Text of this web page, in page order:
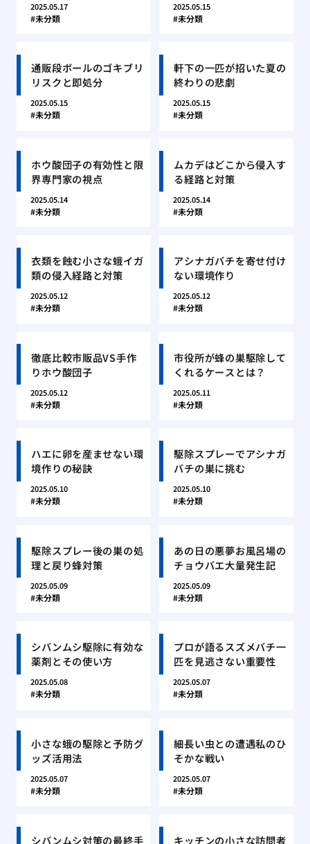
2025.05.17
未分類
2025.05.15
未分類
通販段ボールのゴキブリ
リスクと即処分
2025.05.15
未分類
軒下の一匹が招いた夏の
終わりの悲劇
2025.05.15
未分類
ホウ酸団子の有効性と限
界専門家の視点
2025.05.14
未分類
ムカデはどこから侵入す
る経路と対策
2025.05.14
未分類
衣類を蝕む小さな蛾イガ
類の侵入経路と対策
2025.05.12
未分類
アシナガバチを寄せ付け
ない環境作り
2025.05.12
未分類
徹底比較市販品VS手作
りホウ酸団子
2025.05.12
未分類
市役所が蜂の巣駆除して
くれるケースとは？
2025.05.11
未分類
ハエに卵を産ませない環
境作りの秘訣
2025.05.10
未分類
駆除スプレーでアシナガ
バチの巣に挑む
2025.05.10
未分類
駆除スプレー後の巣の処
理と戻り蜂対策
2025.05.09
未分類
あの日の悪夢お風呂場の
チョウバエ大量発生記
2025.05.09
未分類
シバンムシ駆除に有効な
薬剤とその使い方
2025.05.08
未分類
プロが語るスズメバチ一
匹を見逃さない重要性
2025.05.07
未分類
小さな蛾の駆除と予防グ
ッズ活用法
2025.05.07
未分類
細長い虫との遭遇私のひ
そかな戦い
2025.05.07
未分類
シバンムシ対策の最終手
キッチンの小さな訪問者